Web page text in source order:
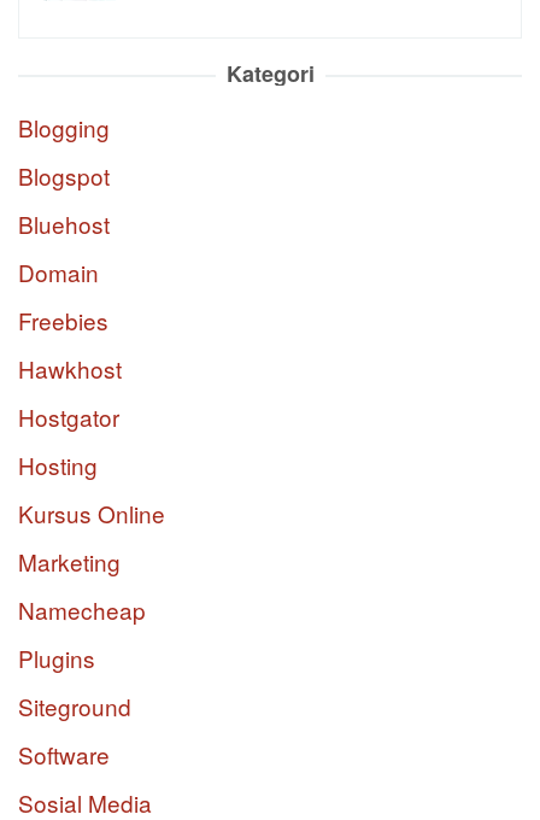
Kategori
Blogging
Blogspot
Bluehost
Domain
Freebies
Hawkhost
Hostgator
Hosting
Kursus Online
Marketing
Namecheap
Plugins
Siteground
Software
Sosial Media